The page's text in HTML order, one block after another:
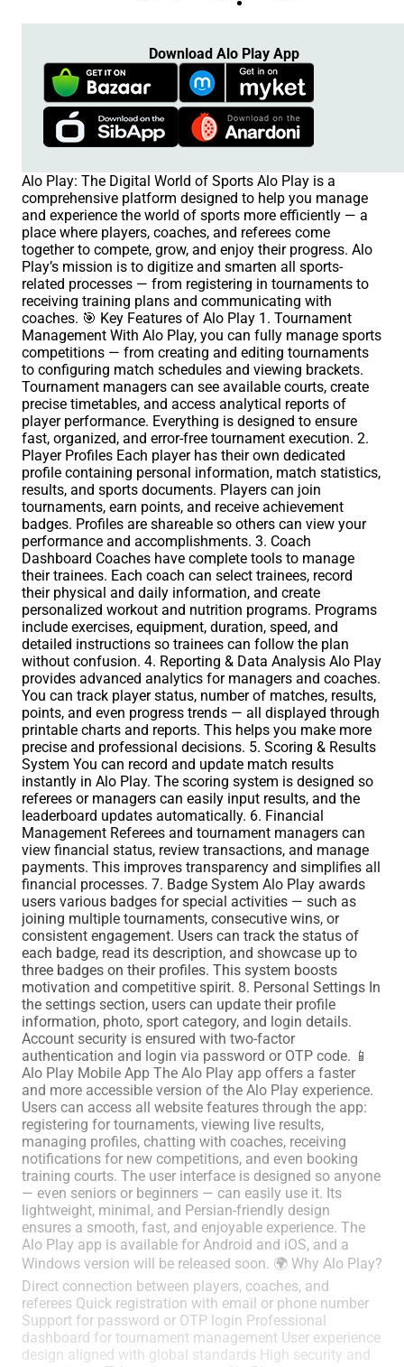
Download Alo Play App
Alo Play: The Digital World of Sports Alo Play is a
comprehensive platform designed to help you manage
and experience the world of sports more efficiently — a
place where players, coaches, and referees come
together to compete, grow, and enjoy their progress. Alo
Play’s mission is to digitize and smarten all sports-
related processes — from registering in tournaments to
receiving training plans and communicating with
coaches. 🎯 Key Features of Alo Play 1. Tournament
Management With Alo Play, you can fully manage sports
competitions — from creating and editing tournaments
to configuring match schedules and viewing brackets.
Tournament managers can see available courts, create
precise timetables, and access analytical reports of
player performance. Everything is designed to ensure
fast, organized, and error-free tournament execution. 2.
Player Profiles Each player has their own dedicated
profile containing personal information, match statistics,
results, and sports documents. Players can join
tournaments, earn points, and receive achievement
badges. Profiles are shareable so others can view your
performance and accomplishments. 3. Coach
Dashboard Coaches have complete tools to manage
their trainees. Each coach can select trainees, record
their physical and daily information, and create
personalized workout and nutrition programs. Programs
include exercises, equipment, duration, speed, and
detailed instructions so trainees can follow the plan
without confusion. 4. Reporting & Data Analysis Alo Play
provides advanced analytics for managers and coaches.
You can track player status, number of matches, results,
points, and even progress trends — all displayed through
printable charts and reports. This helps you make more
precise and professional decisions. 5. Scoring & Results
System You can record and update match results
instantly in Alo Play. The scoring system is designed so
referees or managers can easily input results, and the
leaderboard updates automatically. 6. Financial
Management Referees and tournament managers can
view financial status, review transactions, and manage
payments. This improves transparency and simplifies all
financial processes. 7. Badge System Alo Play awards
users various badges for special activities — such as
joining multiple tournaments, consecutive wins, or
consistent engagement. Users can track the status of
each badge, read its description, and showcase up to
three badges on their profiles. This system boosts
motivation and competitive spirit. 8. Personal Settings In
the settings section, users can update their profile
information, photo, sport category, and login details.
Account security is ensured with two-factor
authentication and login via password or OTP code. 📱
Alo Play Mobile App The Alo Play app offers a faster
and more accessible version of the Alo Play experience.
Users can access all website features through the app:
registering for tournaments, viewing live results,
managing profiles, chatting with coaches, receiving
notifications for new competitions, and even booking
training courts. The user interface is designed so anyone
— even seniors or beginners — can easily use it. Its
lightweight, minimal, and Persian-friendly design
ensures a smooth, fast, and enjoyable experience. The
Alo Play app is available for Android and iOS, and a
Windows version will be released soon. 🌍 Why Alo Play?
Direct connection between players, coaches, and
referees Quick registration with email or phone number
Support for password or OTP login Professional
dashboard for tournament management User experience
design aligned with global standards High security and